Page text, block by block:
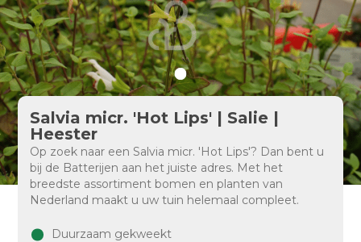
Salvia micr. 'Hot Lips' | Salie |
Heester
Op zoek naar een Salvia micr. 'Hot Lips'? Dan bent u
bij de Batterijen aan het juiste adres. Met het
breedste assortiment bomen en planten van
Nederland maakt u uw tuin helemaal compleet.
Duurzaam gekweekt